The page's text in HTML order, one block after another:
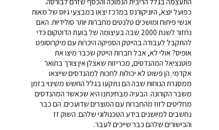
כפועל יוצא, היוניקורנס במרכז יצאו במבצעי גיוס של מאות
אנשי פיתוח ומושכים טלנטים מחברות יותר סולידיות. האם
נחזור לשנת 2000 שבה בעיצומה של בועת הדוטקום כדי
להתקבל לעבודה בהייטק הספיקה היכרות עם מיקרוסופט
אופיס? אולי לא, אבל חברות הייטק שכבר מיצו את
פוטנציאל המהנדסים, מכריזות שאצלן אין צורך בתואר
אקדמי. הן פשוט לא יכולות לחכות למהנדסים שייצאו
ממסגרת הנוחות שבה הם נתקעו בגלל החשש משינוי בזמן
משבר הקורונה. הבעיה מבחינתנו היא שכאשר המהנדסים
מחליטים לזוז מהחברות עם המוצרים שדועכים. הם כבר
נחשבים למיושנים בידע הטכנולוגי שלהם. השוק זז
והכישורים שלהם כבר שייכים לעבר.